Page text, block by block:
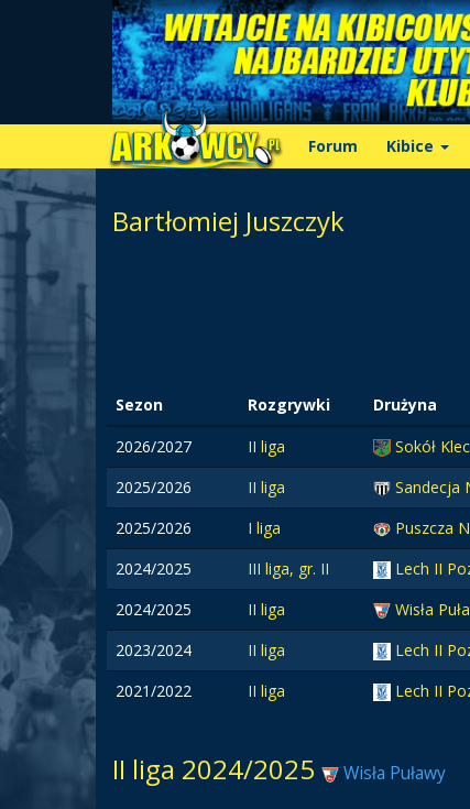
Forum Kibice
Bartłomiej Juszczyk
Sezon Rozgrywki Drużyna
2026/2027
II liga Sokół
2025/2026
II liga Sandecja
2025/2026
I liga Puszcza
2024/2025
III liga, gr. II Lech II
2024/2025
II liga Wisła
2023/2024
II liga Lech II
2021/2022
II liga Lech II
II liga 2024/2025 Wisła Puławy